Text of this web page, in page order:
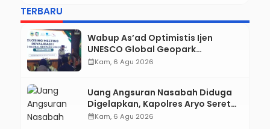
TERBARU
Wabup As’ad Optimistis Ijen
UNESCO Global Geopark
Pertahankan Status, Tegaskan
calendar_monthKam, 6 Agu 2026
Uang Angsuran Nasabah Diduga
Digelapkan, Kapolres Aryo Seret
Karyawan KSP ke Meja Hijau
calendar_monthKam, 6 Agu 2026